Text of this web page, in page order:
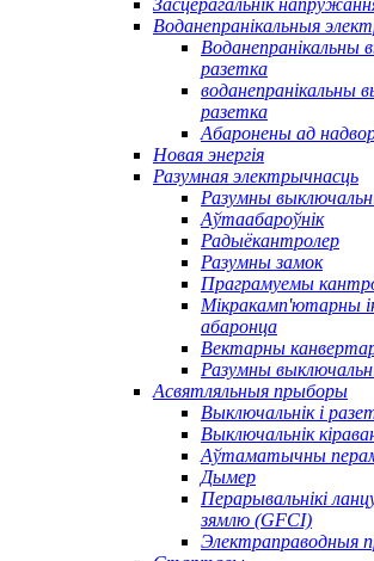
Засцерагальнік
Воданепранікальныя
Воданепранікальны
разетка
воданепранікальны
разетка
Абаронены ад
Новая энергія
Разумная электрычнасць
Разумны
Аўтаабароўнік
Радыёкантролер
Разумны замок
Праграмуемы
Мікракамп'ютарны
абаронца
Вектарны
Разумны
Асвятляльныя прыборы
Выключальнік і
Выключальнік
Аўтаматычны
Дымер
Перарывальнікі
зямлю (GFCI)
Электраправодныя